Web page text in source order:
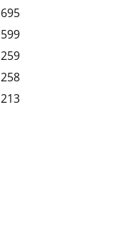
695
599
259
258
213